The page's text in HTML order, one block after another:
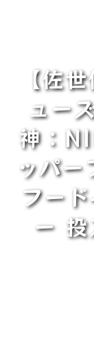
【佐
ュー
神：
ッパ
フー
ー